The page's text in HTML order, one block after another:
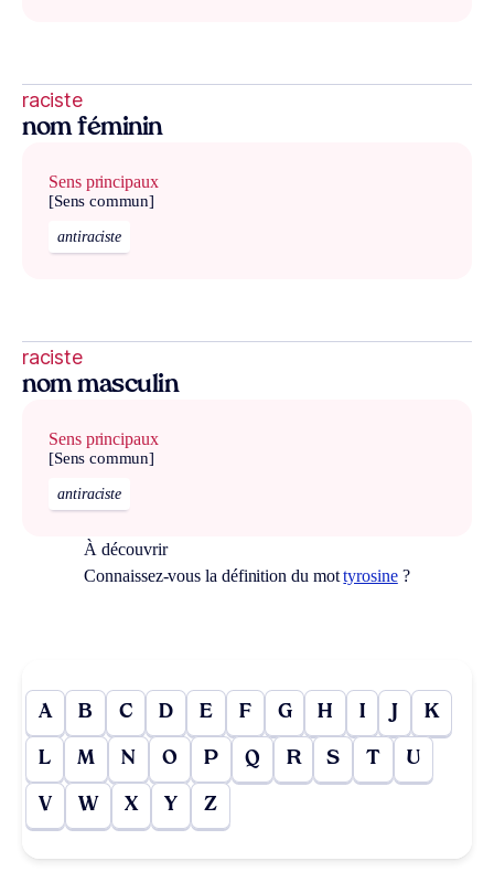
raciste
nom féminin
Sens principaux
[Sens commun]
antiraciste
raciste
nom masculin
Sens principaux
[Sens commun]
antiraciste
À découvrir
Connaissez-vous la définition du mottyrosine?
A B C D E F G H I J K
L M N O P Q R S T U
V W X Y Z